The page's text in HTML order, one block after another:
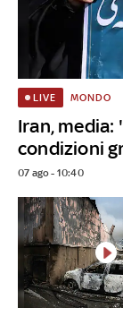
Iran, media:
condizioni
LIVE MONDO
07 ago - 10:40